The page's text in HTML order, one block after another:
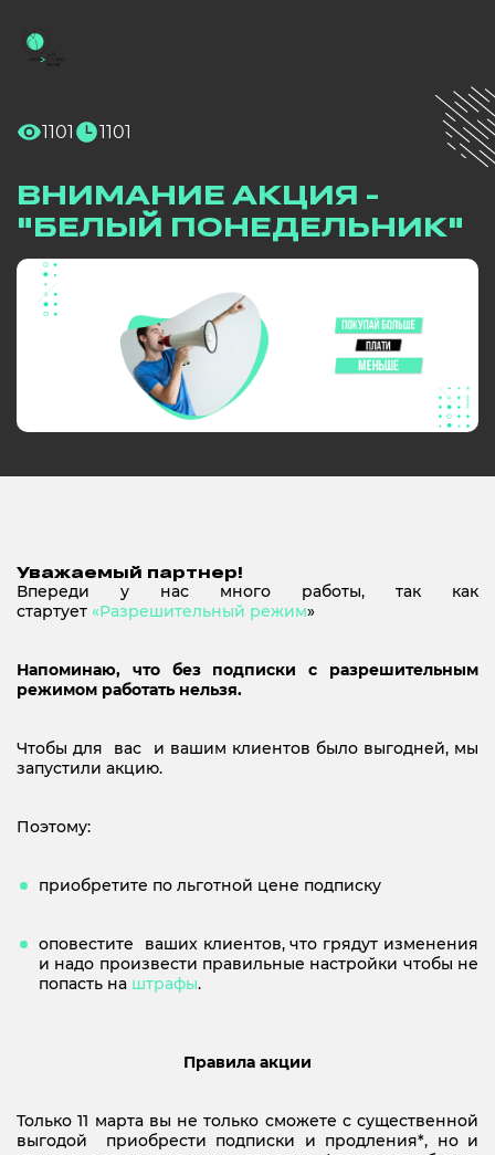
1101 1101
ВНИМАНИЕ АКЦИЯ -
"БЕЛЫЙ ПОНЕДЕЛЬНИК"
Уважаемый партнер!
Впереди у нас много работы, так как
стартует «Разрешительный режим»
Напоминаю, что без подписки с разрешительным
режимом работать нельзя.
Чтобы для вас и вашим клиентов было выгодней, мы
запустили акцию.
Поэтому:
приобретите по льготной цене подписку
оповестите ваших клиентов, что грядут изменения
и надо произвести правильные настройки чтобы не
попасть на штрафы.
Правила акции
Только 11 марта вы не только сможете с существенной
выгодой приобрести подписки и продления*, но и